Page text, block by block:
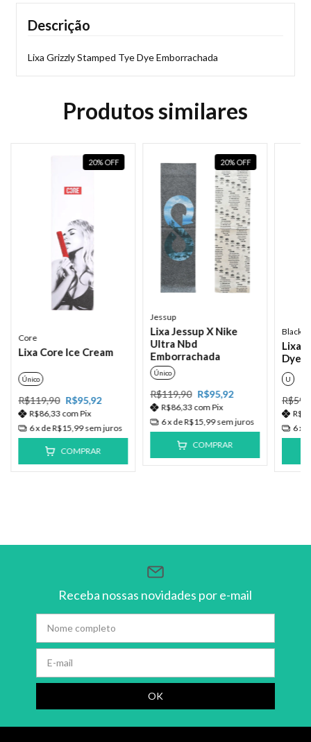
Descrição
Lixa Grizzly Stamped Tye Dye Emborrachada
Produtos similares
20%OFF
Core
Lixa Core Ice Cream
Único
R$119,90 R$95,92
R$86,33 com Pix
6x deR$15,99 sem juros
COMPRAR
20%OFF
Jessup
Lixa Jessup X Nike
Ultra Nbd
Emborrachada
Único
R$119,90 R$95,92
R$86,33 com Pix
6x deR$15,99sem juros
COMPRAR
Black
Lixa
Dye
U
6x
Receba nossas novidades por e-mail